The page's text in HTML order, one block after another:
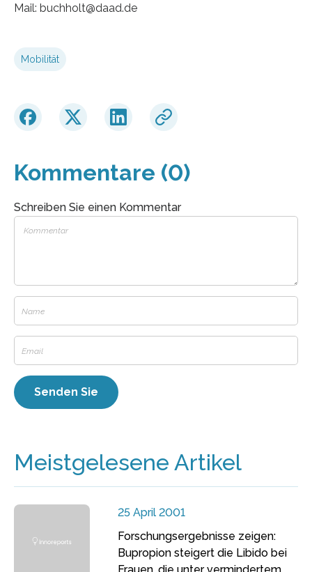
Mail: buchholt@daad.de
Mobilität
Kommentare (0)
Schreiben Sie einen Kommentar
Meistgelesene Artikel
25 April 2001
Forschungsergebnisse zeigen:
Bupropion steigert die Libido bei
Frauen, die unter vermindertem